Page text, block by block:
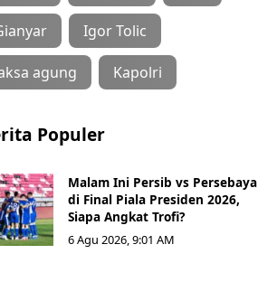
Igor Tolic
agung Kapolri
Populer
Malam Ini Persib vs Persebaya
di Final Piala Presiden 2026,
Siapa Angkat Trofi?
6 Agu 2026, 9:01 AM